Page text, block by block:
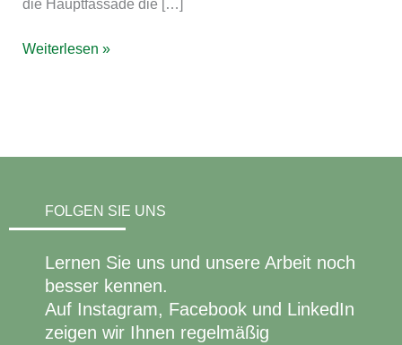
die Hauptfassade die […]
Weiterlesen »
FOLGEN SIE UNS
Lernen Sie uns und unsere Arbeit noch
besser kennen.
Auf Instagram, Facebook und LinkedIn
zeigen wir Ihnen regelmäßig